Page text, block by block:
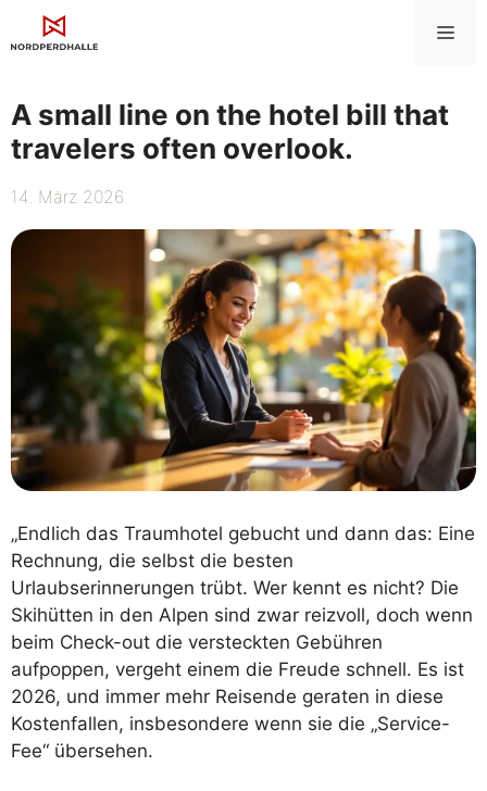
Inhalt
A small line on the hotel bill that
travelers often overlook.
14. März 2026
„Endlich das Traumhotel gebucht und dann das: Eine
Rechnung, die selbst die besten
Urlaubserinnerungen trübt. Wer kennt es nicht? Die
Skihütten in den Alpen sind zwar reizvoll, doch wenn
beim Check-out die versteckten Gebühren
aufpoppen, vergeht einem die Freude schnell. Es ist
2026, und immer mehr Reisende geraten in diese
Kostenfallen, insbesondere wenn sie die „Service-
Fee“ übersehen.